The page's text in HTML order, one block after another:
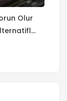
Olur